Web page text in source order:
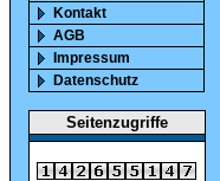
Kontakt
AGB
Impressum
Datenschutz
Seitenzugriffe